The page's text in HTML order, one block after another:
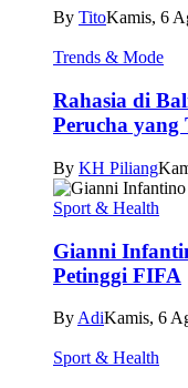
By TitoKamis, 6
Trends & Mode
Rahasia di
Perucha yang
By KH Piliang
Sport & Health
Gianni
Petinggi FIFA
By AdiKamis, 6
Sport & Health